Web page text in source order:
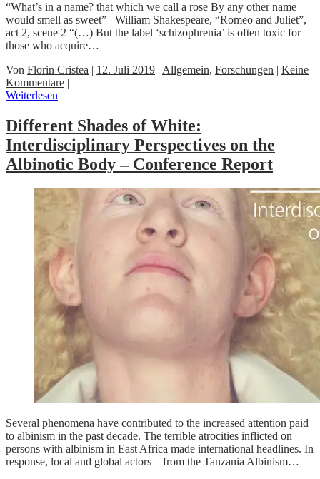
“What’s in a name? that which we call a rose By any other name
would smell as sweet” William Shakespeare, “Romeo and Juliet”,
act 2, scene 2 “(…) But the label ‘schizophrenia’ is often toxic for
those who acquire…
Von Florin Cristea | 12. Juli 2019 | Allgemein, Forschungen | Keine
Kommentare |
Weiterlesen
Different Shades of White:
Interdisciplinary Perspectives on the
Albinotic Body – Conference Report
Several phenomena have contributed to the increased attention paid
to albinism in the past decade. The terrible atrocities inflicted on
persons with albinism in East Africa made international headlines. In
response, local and global actors – from the Tanzania Albinism…